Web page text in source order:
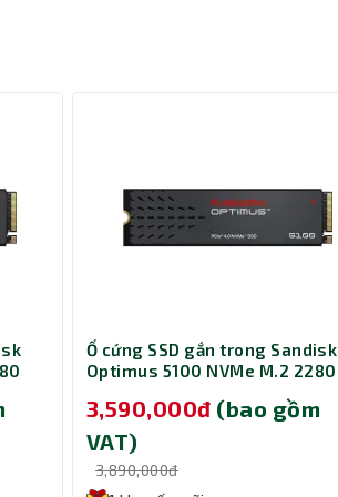
đáp
tìm
là
Ổ cứng SSD gắn trong Sandisk
Optimus 5100 NVMe M.2 2280
3,590,000đ (bao gồm
VAT)
3,890,000đ